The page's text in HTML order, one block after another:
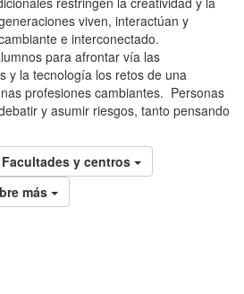
viven, interactúan y
e interconectado.
para afrontar vía las
y la tecnología los retos de una
profesiones cambiantes. Personas
y asumir riesgos, tanto pensando
Facultades y centros
más